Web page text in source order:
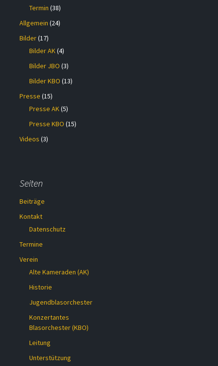
Termin (38)
Allgemein (24)
Bilder(17)
Bilder AK(4)
Bilder JBO (3)
Bilder KBO (13)
Presse (15)
Presse AK(5)
Presse KBO (15)
Videos (3)
Seiten
Beiträge
Kontakt
Datenschutz
Termine
Verein
Alte Kameraden (AK)
Historie
Jugendblasorchester
Konzertantes
Blasorchester (KBO)
Leitung
Unterstützung